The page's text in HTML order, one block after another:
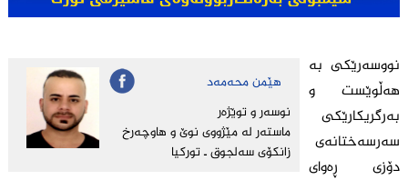
هێمن محه‌مه‌د
نوسه‌ر و توێژه‌ر
ماسته‌ر له‌ مێژووی نوێ و هاوچه‌رخ
زانكۆی سه‌لجوق ـ توركیا
نووسەرێکی بە
هەڵوێست و
بەرگریکارێکی
سەرسەختانەی
دۆزی ڕەوای